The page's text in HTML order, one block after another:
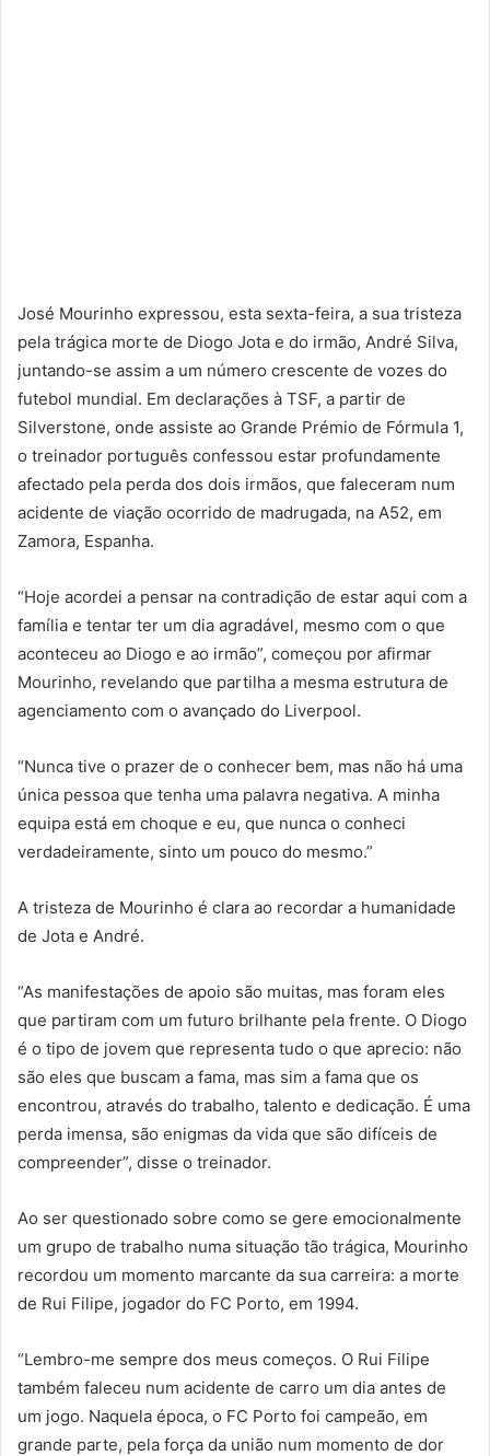
José Mourinho expressou, esta sexta-feira, a sua tristeza
pela trágica morte de Diogo Jota e do irmão, André Silva,
juntando-se assim a um número crescente de vozes do
futebol mundial. Em declarações à TSF, a partir de
Silverstone, onde assiste ao Grande Prémio de Fórmula 1,
o treinador português confessou estar profundamente
afectado pela perda dos dois irmãos, que faleceram num
acidente de viação ocorrido de madrugada, na A52, em
Zamora, Espanha.
“Hoje acordei a pensar na contradição de estar aqui com a
família e tentar ter um dia agradável, mesmo com o que
aconteceu ao Diogo e ao irmão”, começou por afirmar
Mourinho, revelando que partilha a mesma estrutura de
agenciamento com o avançado do Liverpool.
“Nunca tive o prazer de o conhecer bem, mas não há uma
única pessoa que tenha uma palavra negativa. A minha
equipa está em choque e eu, que nunca o conheci
verdadeiramente, sinto um pouco do mesmo.”
A tristeza de Mourinho é clara ao recordar a humanidade
de Jota e André.
“As manifestações de apoio são muitas, mas foram eles
que partiram com um futuro brilhante pela frente. O Diogo
é o tipo de jovem que representa tudo o que aprecio: não
são eles que buscam a fama, mas sim a fama que os
encontrou, através do trabalho, talento e dedicação. É uma
perda imensa, são enigmas da vida que são difíceis de
compreender”, disse o treinador.
Ao ser questionado sobre como se gere emocionalmente
um grupo de trabalho numa situação tão trágica, Mourinho
recordou um momento marcante da sua carreira: a morte
de Rui Filipe, jogador do FC Porto, em 1994.
“Lembro-me sempre dos meus começos. O Rui Filipe
também faleceu num acidente de carro um dia antes de
um jogo. Naquela época, o FC Porto foi campeão, em
grande parte, pela força da união num momento de dor